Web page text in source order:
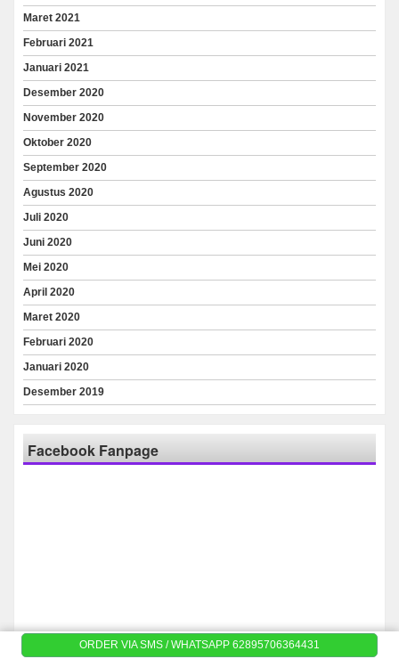
Maret 2021
Februari 2021
Januari 2021
Desember 2020
November 2020
Oktober 2020
September 2020
Agustus 2020
Juli 2020
Juni 2020
Mei 2020
April 2020
Maret 2020
Februari 2020
Januari 2020
Desember 2019
Facebook Fanpage
ORDER VIA SMS / WHATSAPP 62895706364431